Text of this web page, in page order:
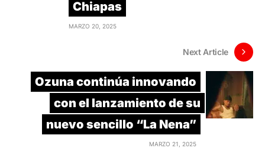
Chiapas
MARZO 20, 2025
Next Article
Ozuna continúa innovando
con el lanzamiento de su
nuevo sencillo “La Nena”
MARZO 21, 2025